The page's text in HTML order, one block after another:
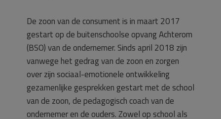
De zoon van de consument is in maart 2017
gestart op de buitenschoolse opvang Achterom
(BSO) van de ondernemer. Sinds april 2018 zijn
vanwege het gedrag van de zoon en zorgen
over zijn sociaal-emotionele ontwikkeling
gezamenlijke gesprekken gestart met de school
van de zoon, de pedagogisch coach van de
ondernemer en de ouders. Zowel op school als